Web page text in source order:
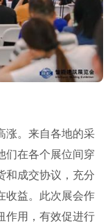
涨。来自各地的采
们在各个展位间穿
和成交协议，充分
收益。此次展会作
作用，有效促进行